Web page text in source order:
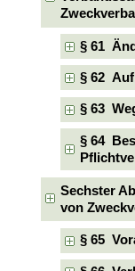
§ 61
§ 62
§ 63
§ 64
Sechster
von
§ 65